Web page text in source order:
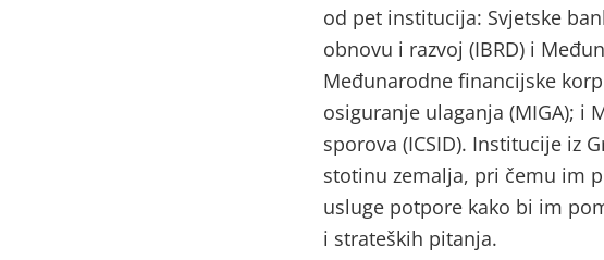
od pet institucija: Svjetske
obnovu i razvoj (IBRD) i
Međunarodne financijske
osiguranje ulaganja (MIGA); i
sporova (ICSID). Institucije iz
stotinu zemalja, pri čemu im
usluge potpore kako bi im
i strateških pitanja.